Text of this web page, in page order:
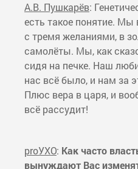
А.В. Пушкарёв:
есть такое понятие. Мы
с тремя желаниями, в
самолёты. Мы, как
сидя на печке. Наш
нас всё было, и нам за
Плюс вера в царя, и
всё рассудит!
proУХО: Как часто
вынуждают Вас